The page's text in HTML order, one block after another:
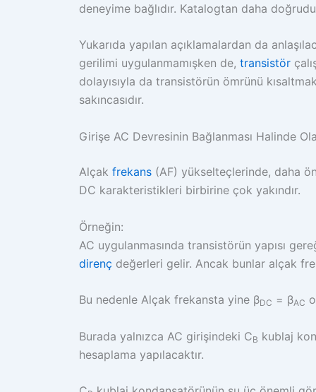
deneyime bağlıdır. Katalogtan daha
Yukarıda yapılan açıklamalardan da
gerilimi uygulanmamışken de, transistör
dolayısıyla da transistörün ömrünü
sakıncasıdır.
Girişe AC Devresinin Bağlanması Halinde
Alçak frekans (AF) yükselteçlerinde, daha
DC karakteristikleri birbirine çok yakındır.
Örneğin:
AC uygulanmasında transistörün yapısı
direnç değerleri gelir. Ancak bunlar alçak
Bu nedenle Alçak frekansta yine βDC = βAC
Burada yalnızca AC girişindeki CB kublaj
hesaplama yapılacaktır.